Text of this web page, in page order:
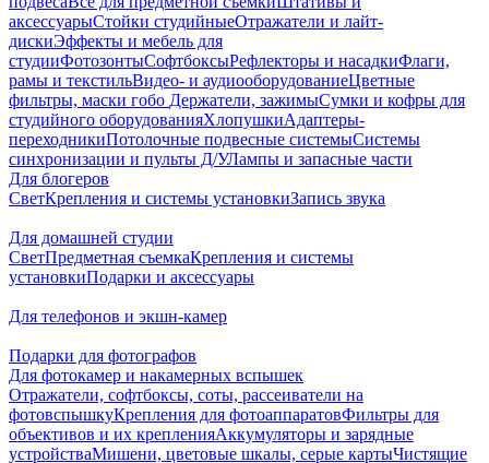
аксессуарыСтойки студийныеОтражатели и лайт-
дискиЭффекты и мебель для
студииФотозонтыСофтбоксыРефлекторы и насадкиФлаги,
рамы и текстильВидео- и аудиооборудованиеЦветные
фильтры, маски гобо Держатели, зажимыСумки и кофры для
студийного оборудованияХлопушкиАдаптеры-
переходникиПотолочные подвесные системыСистемы
синхронизации и пульты Д/УЛампы и запасные части
Для блогеров
СветКрепления и системы установкиЗапись звука
Для домашней студии
СветПредметная съемкаКрепления и системы
установкиПодарки и аксессуары
Для телефонов и экшн-камер
Подарки для фотографов
Для фотокамер и накамерных вспышек
Отражатели, софтбоксы, соты, рассеиватели на
фотовспышкуКрепления для фотоаппаратовФильтры для
объективов и их крепленияАккумуляторы и зарядные
устройстваМишени, цветовые шкалы, серые картыЧистящие